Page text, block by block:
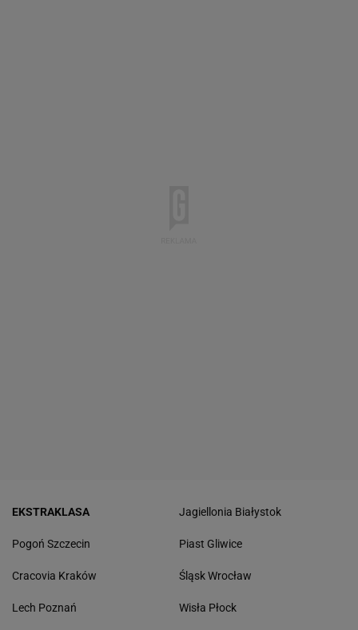
EKSTRAKLASA
Pogoń Szczecin
Cracovia Kraków
Lech Poznań
Jagiellonia Białystok
Piast Gliwice
Śląsk Wrocław
Wisła Płock